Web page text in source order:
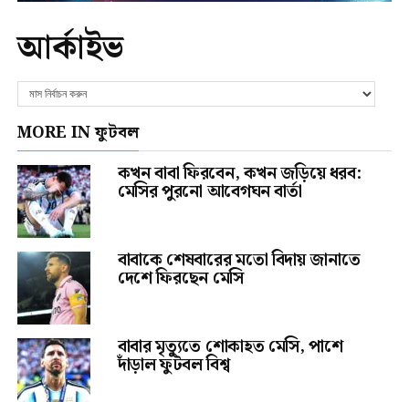
আর্কাইভ
MORE IN ফুটবল
কখন বাবা ফিরবেন, কখন জড়িয়ে ধরব:
মেসির পুরনো আবেগঘন বার্তা
বাবাকে শেষবারের মতো বিদায় জানাতে
দেশে ফিরছেন মেসি
বাবার মৃত্যুতে শোকাহত মেসি, পাশে
দাঁড়াল ফুটবল বিশ্ব